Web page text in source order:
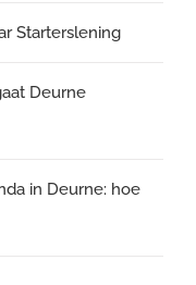
Starterslening
Deurne
in Deurne: hoe